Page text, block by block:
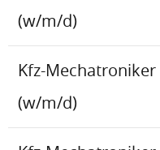
(w/m/d)
Kfz-
(w/m/d)